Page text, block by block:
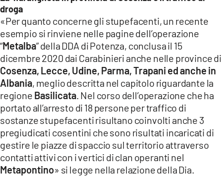
droga
«Per quanto concerne gli stupefacenti, un recente
esempio si rinviene nelle pagine dell’operazione
“Metalba” della DDA di Potenza, conclusa il 15
dicembre 2020 dai Carabinieri anche nelle province di
Cosenza, Lecce, Udine, Parma, Trapani ed anche in
Albania, meglio descritta nel capitolo riguardante la
regione Basilicata. Nel corso dell’operazione che ha
portato all’arresto di 18 persone per traffico di
sostanze stupefacenti risultano coinvolti anche 3
pregiudicati cosentini che sono risultati incaricati di
gestire le piazze di spaccio sul territorio attraverso
contatti attivi con i vertici di clan operanti nel
Metapontino» si legge nella relazione della Dia.